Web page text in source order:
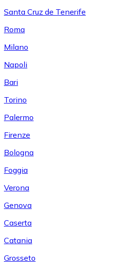
Santa Cruz de Tenerife
Roma
Milano
Napoli
Bari
Torino
Palermo
Firenze
Bologna
Foggia
Verona
Genova
Caserta
Catania
Grosseto